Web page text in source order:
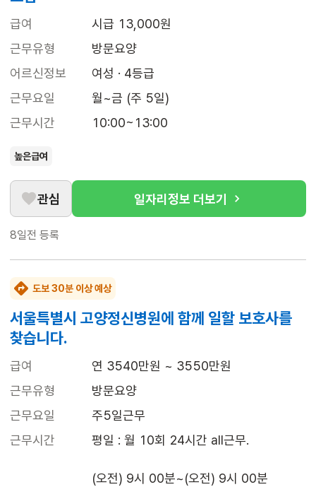
급여
시급 13,000원
근무유형
방문요양
어르신정보
여성 · 4등급
근무요일
월~금 (주 5일)
근무시간
10:00~13:00
높은급여
관심 일자리정보 더보기
8일전 등록
도보 30분 이상 예상
서울특별시 고양정신병원에 함께 일할 보호사를
찾습니다.
급여
연 3540만원 ~ 3550만원
근무유형
방문요양
근무요일
주5일근무
근무시간
평일 : 월 10회 24시간 all근무.
(오전) 9시 00분~(오전) 9시 00분